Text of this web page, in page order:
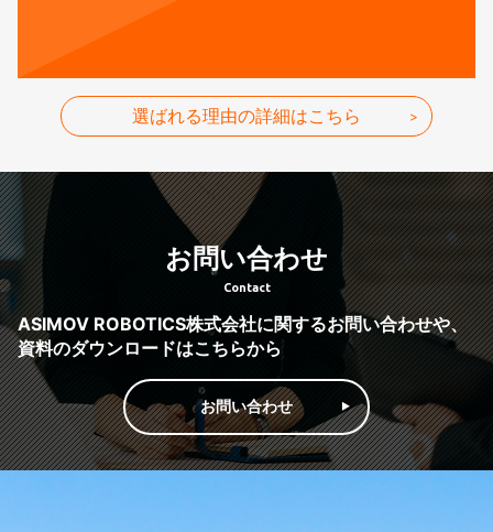
選ばれる理由の詳細はこちら
お問い合わせ
Contact
ASIMOV ROBOTICS株式会社に関するお問い合わせや、
資料のダウンロードはこちらから
お問い合わせ